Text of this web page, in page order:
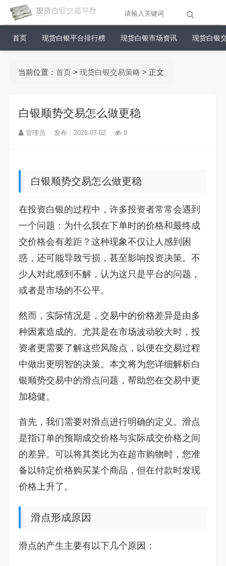
首页 现货白银平台排行榜 现货白银市场资讯 现货白银
当前位置： 首页> 现货白银交易策略 > 正文
白银顺势交易怎么做更稳
管理员 发布：2026-07-02 0
白银顺势交易怎么做更稳
在投资白银的过程中，许多投资者常常会遇到
一个问题：为什么我在下单时的价格和最终成
交价格会有差距？这种现象不仅让人感到困
惑，还可能导致亏损，甚至影响投资决策。不
少人对此感到不解，认为这只是平台的问题，
或者是市场的不公平。
然而，实际情况是，交易中的价格差异是由多
种因素造成的。尤其是在市场波动较大时，投
资者更需要了解这些风险点，以便在交易过程
中做出更明智的决策。本文将为您详细解析白
银顺势交易中的滑点问题，帮助您在交易中更
加稳健。
首先，我们需要对滑点进行明确的定义。滑点
是指订单的预期成交价格与实际成交价格之间
的差异。可以将其类比为在超市购物时，您准
备以特定价格购买某个商品，但在付款时发现
价格上升了。
滑点形成原因
滑点的产生主要有以下几个原因：